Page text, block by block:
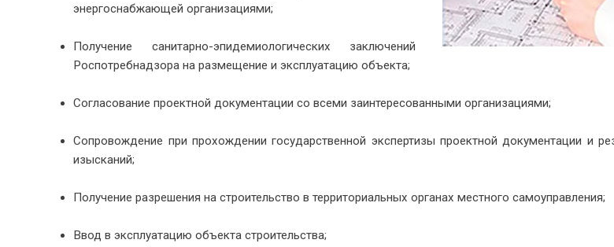
энергоснабжающей организациями;
Получение санитарно-эпидемиологических заключений
Роспотребнадзора на размещение и эксплуатацию объекта;
Согласование проектной документации со всеми заинтересованными организациями;
Сопровождение при прохождении государственной экспертизы проектной документации и
изысканий;
Получение разрешения на строительство в территориальных органах местного самоуправления;
Ввод в эксплуатацию объекта строительства;